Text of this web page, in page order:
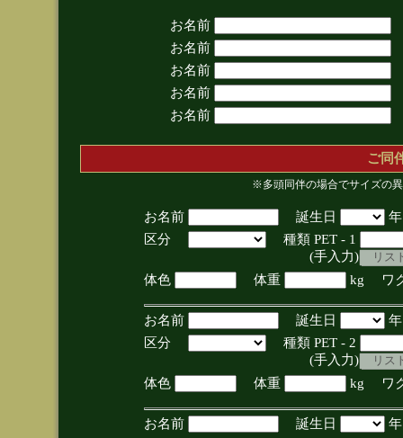
お名前
お名前
お名前
お名前
お名前
ご同
※多頭同伴の場合でサイズの
お名前 誕生日
区分
種類 PET - 1
(手入力)
体色
体重 kg ワ
お名前 誕生日
区分
種類 PET - 2
(手入力)
体色
体重 kg ワ
お名前 誕生日